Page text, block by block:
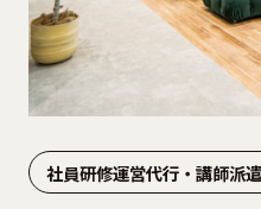
社員研修運営代行・講師派